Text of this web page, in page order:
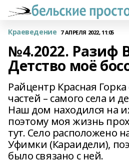
Краеведение 7 АПРЕЛЯ 2022, 11:05
№4.2022. Разиф
Детство моё
Райцентр Красная Горка
частей – самого села и
Наш дом находился на
поэтому моя жизнь
тут. Село расположено
Уфимки (Караидели),
было связано с ней.